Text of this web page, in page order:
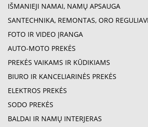
IŠMANIEJI NAMAI, NAMŲ APSAUGA
SANTECHNIKA, REMONTAS, ORO
FOTO IR VIDEO ĮRANGA
AUTO-MOTO PREKĖS
PREKĖS VAIKAMS IR KŪDIKIAMS
BIURO IR KANCELIARINĖS PREKĖS
ELEKTROS PREKĖS
SODO PREKĖS
BALDAI IR NAMŲ INTERJERAS